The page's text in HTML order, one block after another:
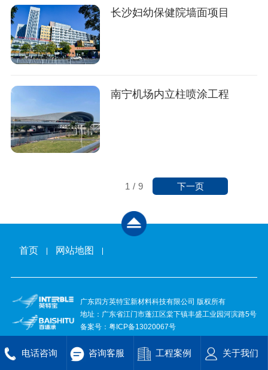
长沙妇幼保健院墙面项目
南宁机场内立柱喷涂工程
1 / 9 下一页
首页 网站地图
广东四方英特宝新材料科技有限公司 版权所有
地址：广东省江门市蓬江区棠下镇丰盛工业园河滨路5号
备案号：粤ICP备13020067号
电话咨询 咨询客服 工程案例 关于我们